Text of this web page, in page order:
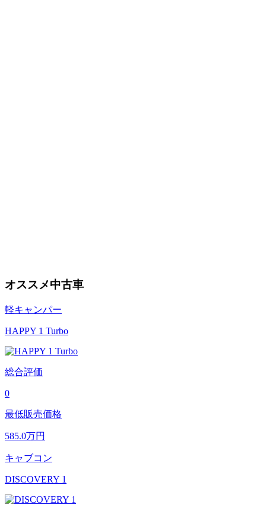
オススメ中古車
軽キャンパー
HAPPY 1 Turbo
総合評価
0
最低販売価格
585.0万円
キャブコン
DISCOVERY 1